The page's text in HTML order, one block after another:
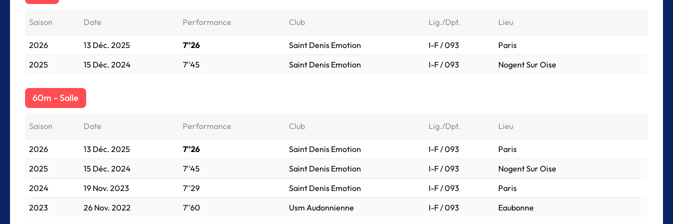
Saison Date Performance Club Lig./Dpt. Lieu
2026 13 Déc. 2025 7''26 Saint Denis Emotion I-F / 093
Paris
2025
15 Déc. 2024 7''45 Saint Denis Emotion I-F / 093 Nogent Sur Oise
60m - Salle
Saison Date Performance Club Lig./Dpt. Lieu
2026 13 Déc. 2025 7''26 Saint Denis Emotion I-F / 093
Paris
2025
15 Déc. 2024 7''45 Saint Denis Emotion I-F / 093
Nogent Sur Oise
2024
19 Nov. 2023 7''29 Saint Denis Emotion I-F / 093
Paris
2023
26 Nov. 2022 7''60 Usm Audonnienne I-F / 093 Eaubonne